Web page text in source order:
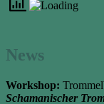
News
Workshop:
Schamanischer